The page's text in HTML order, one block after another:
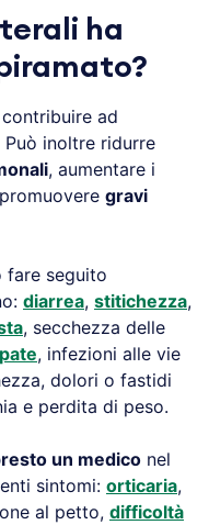
ha
ad
Può inoltre ridurre
, aumentare i
gravi
fare seguito
diarrea, stitichezza,
, secchezza delle
, infezioni alle vie
dolori o fastidi
e perdita di peso.
un medico nel
sintomi: orticaria,
al petto, difficoltà